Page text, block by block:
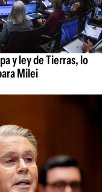
y ley de Tierras, lo
Milei